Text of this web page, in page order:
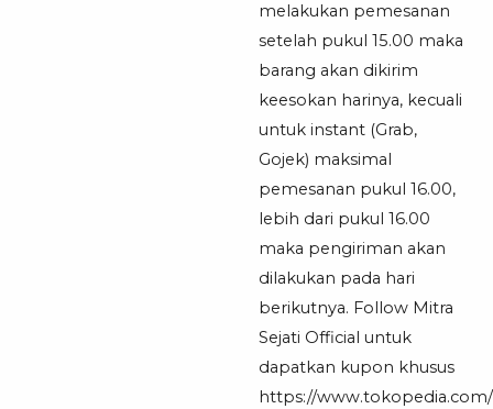
melakukan pemesanan
setelah pukul 15.00 maka
barang akan dikirim
keesokan harinya, kecuali
untuk instant (Grab,
Gojek) maksimal
pemesanan pukul 16.00,
lebih dari pukul 16.00
maka pengiriman akan
dilakukan pada hari
berikutnya. Follow Mitra
Sejati Official untuk
dapatkan kupon khusus
https://